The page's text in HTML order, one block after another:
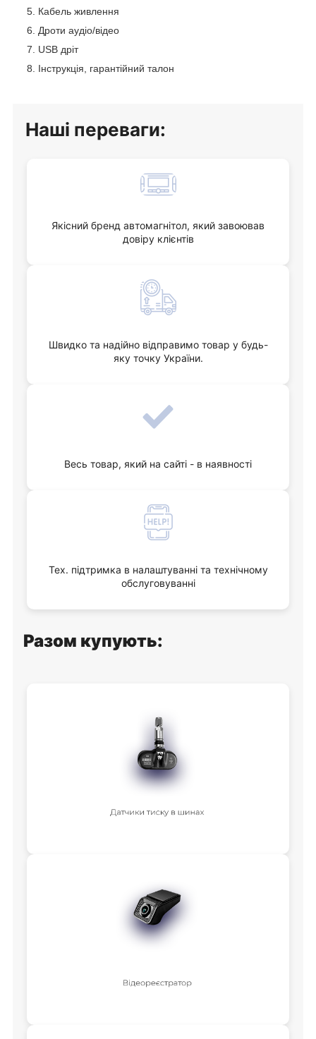
Кабель живлення
Дроти аудіо/відео
USB дріт
Інструкція, гарантійний талон
Наші переваги:
Якісний бренд автомагнітол, який завоював
довіру клієнтів
Швидко та надійно відправимо товар у будь-
яку точку України.
Весь товар, який на сайті - в наявності
Тех. підтримка в налаштуванні та технічному
обслуговуванні
Разом купують: